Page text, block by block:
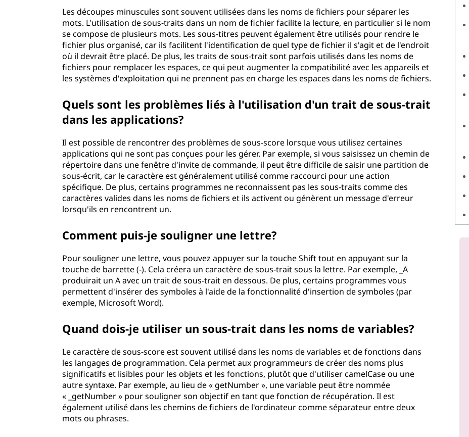
Les découpes minuscules sont souvent utilisées dans les noms de fichiers pour séparer les
mots. L'utilisation de sous-traits dans un nom de fichier facilite la lecture, en particulier si le nom
se compose de plusieurs mots. Les sous-titres peuvent également être utilisés pour rendre le
fichier plus organisé, car ils facilitent l'identification de quel type de fichier il s'agit et de l'endroit
où il devrait être placé. De plus, les traits de sous-trait sont parfois utilisés dans les noms de
fichiers pour remplacer les espaces, ce qui peut augmenter la compatibilité avec les appareils et
les systèmes d'exploitation qui ne prennent pas en charge les espaces dans les noms de fichiers.
Quels sont les problèmes liés à l'utilisation d'un trait de sous-trait
dans les applications?
Il est possible de rencontrer des problèmes de sous-score lorsque vous utilisez certaines
applications qui ne sont pas conçues pour les gérer. Par exemple, si vous saisissez un chemin de
répertoire dans une fenêtre d'invite de commande, il peut être difficile de saisir une partition de
sous-écrit, car le caractère est généralement utilisé comme raccourci pour une action
spécifique. De plus, certains programmes ne reconnaissent pas les sous-traits comme des
caractères valides dans les noms de fichiers et ils activent ou génèrent un message d'erreur
lorsqu'ils en rencontrent un.
Comment puis-je souligner une lettre?
Pour souligner une lettre, vous pouvez appuyer sur la touche Shift tout en appuyant sur la
touche de barrette (-). Cela créera un caractère de sous-trait sous la lettre. Par exemple, _A
produirait un A avec un trait de sous-trait en dessous. De plus, certains programmes vous
permettent d'insérer des symboles à l'aide de la fonctionnalité d'insertion de symboles (par
exemple, Microsoft Word).
Quand dois-je utiliser un sous-trait dans les noms de variables?
Le caractère de sous-score est souvent utilisé dans les noms de variables et de fonctions dans
les langages de programmation. Cela permet aux programmeurs de créer des noms plus
significatifs et lisibles pour les objets et les fonctions, plutôt que d'utiliser camelCase ou une
autre syntaxe. Par exemple, au lieu de « getNumber », une variable peut être nommée
« _getNumber » pour souligner son objectif en tant que fonction de récupération. Il est
également utilisé dans les chemins de fichiers de l'ordinateur comme séparateur entre deux
mots ou phrases.